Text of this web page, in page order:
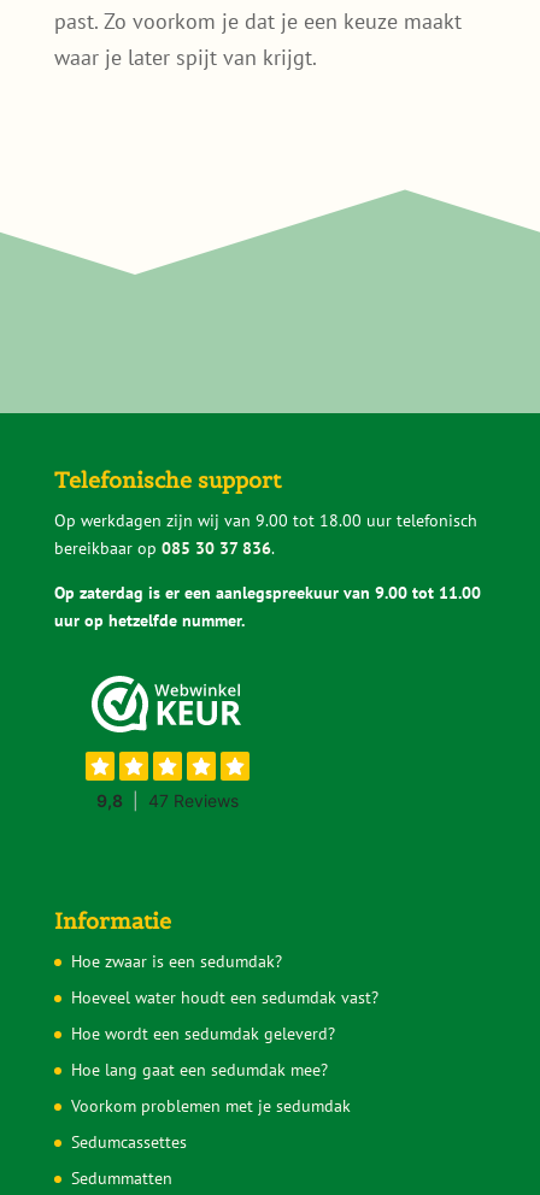
past. Zo voorkom je dat je een keuze maakt
waar je later spijt van krijgt.
Telefonische support
Op werkdagen zijn wij van 9.00 tot 18.00 uur telefonisch
bereikbaar op 085 30 37 836.
Op zaterdag is er een aanlegspreekuur van 9.00 tot 11.00
uur op hetzelfde nummer.
Informatie
Hoe zwaar is een sedumdak?
Hoeveel water houdt een sedumdak vast?
Hoe wordt een sedumdak geleverd?
Hoe lang gaat een sedumdak mee?
Voorkom problemen met je sedumdak
Sedumcassettes
Sedummatten